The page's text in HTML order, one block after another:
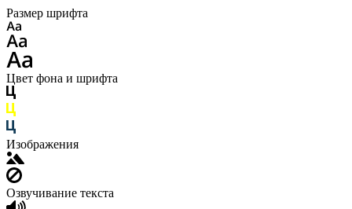
Размер шрифта
Цвет фона и шрифта
Изображения
Озвучивание текста